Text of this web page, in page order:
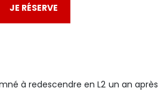
JE RÉSERVE
à redescendre en L2 un an après